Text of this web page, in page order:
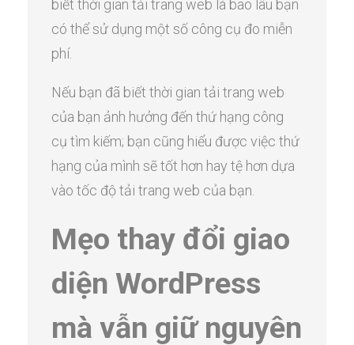
biết thời gian tải trang web là bao lâu bạn
có thể sử dụng một số công cụ đo miễn
phí.
Nếu bạn đã biết thời gian tải trang web
của bạn ảnh hưởng đến thứ hạng công
cụ tìm kiếm; bạn cũng hiểu được việc thứ
hạng của mình sẽ tốt hơn hay tệ hơn dựa
vào tốc độ tải trang web của bạn.
Mẹo thay đổi giao
diện WordPress
mà vẫn giữ nguyên